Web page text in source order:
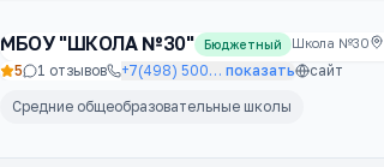
МБОУ "ШКОЛА №30" Бюджетный Школа №30
5 1 отзывов +7(498) 500… показать
сайт
Средние общеобразовательные школы